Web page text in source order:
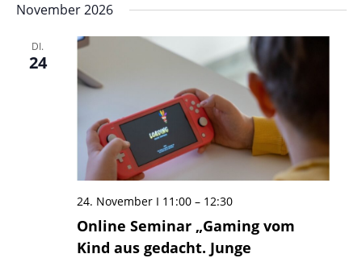
November 2026
DI.
24
Online Seminar „Gaming vom
Kind aus gedacht. Junge
24. November I 11:00– 12:30